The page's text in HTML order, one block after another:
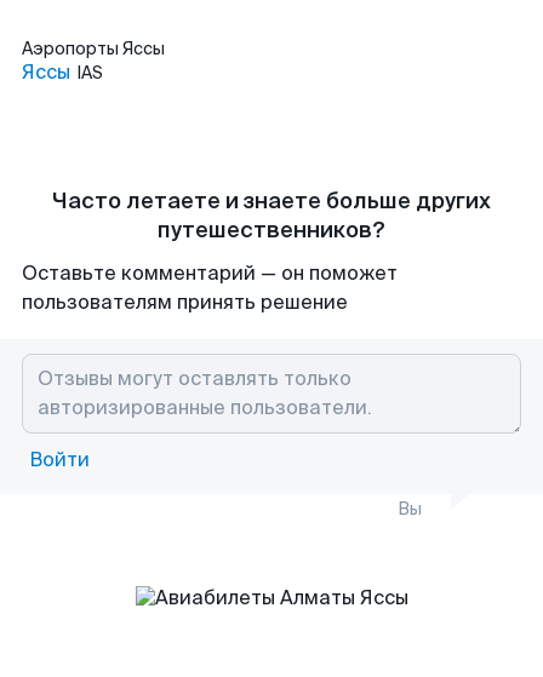
Аэропорты Яссы
Яссы IAS
Часто летаете и знаете больше других
путешественников?
Оставьте комментарий — он поможет
пользователям принять решение
Войти
Вы